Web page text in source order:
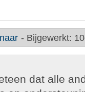
- Bijgewerkt:
dat alle